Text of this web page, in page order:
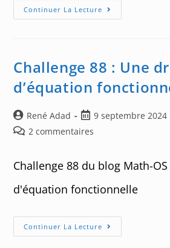
Continuer La Lecture Challenge
89
Une
Moyenne
Challenge 88 : Une
d’équation
Auteur/autrice
de
René Adad
Post
published:
9 septembre 2024
Post2 commentaires
Challenge 88 du blog Math-
d'équation fonctionnelle
Continuer La Lecture Challenge
88